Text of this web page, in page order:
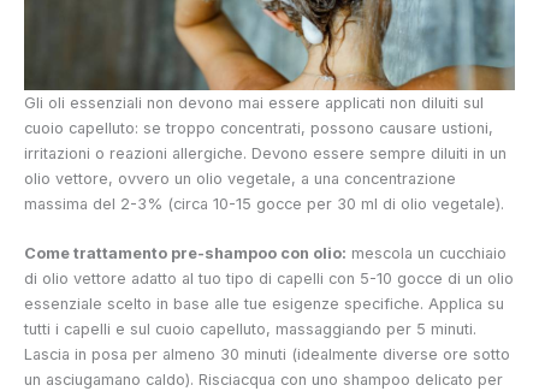
Gli oli essenziali non devono mai essere applicati non diluiti sul
cuoio capelluto: se troppo concentrati, possono causare ustioni,
irritazioni o reazioni allergiche. Devono essere sempre diluiti in un
olio vettore, ovvero un olio vegetale, a una concentrazione
massima del 2-3% (circa 10-15 gocce per 30 ml di olio vegetale).
Come trattamento pre-shampoo con olio: mescola un cucchiaio
di olio vettore adatto al tuo tipo di capelli con 5-10 gocce di un olio
essenziale scelto in base alle tue esigenze specifiche. Applica su
tutti i capelli e sul cuoio capelluto, massaggiando per 5 minuti.
Lascia in posa per almeno 30 minuti (idealmente diverse ore sotto
un asciugamano caldo). Risciacqua con uno shampoo delicato per